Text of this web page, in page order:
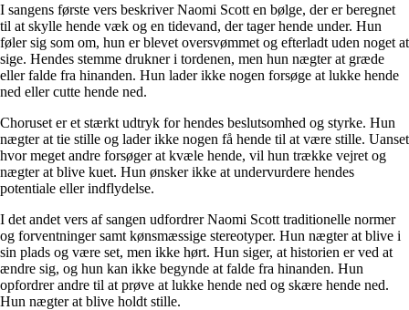
I sangens første vers beskriver Naomi Scott en bølge, der er beregnet
til at skylle hende væk og en tidevand, der tager hende under. Hun
føler sig som om, hun er blevet oversvømmet og efterladt uden noget at
sige. Hendes stemme drukner i tordenen, men hun nægter at græde
eller falde fra hinanden. Hun lader ikke nogen forsøge at lukke hende
ned eller cutte hende ned.
Choruset er et stærkt udtryk for hendes beslutsomhed og styrke. Hun
nægter at tie stille og lader ikke nogen få hende til at være stille. Uanset
hvor meget andre forsøger at kvæle hende, vil hun trække vejret og
nægter at blive kuet. Hun ønsker ikke at undervurdere hendes
potentiale eller indflydelse.
I det andet vers af sangen udfordrer Naomi Scott traditionelle normer
og forventninger samt kønsmæssige stereotyper. Hun nægter at blive i
sin plads og være set, men ikke hørt. Hun siger, at historien er ved at
ændre sig, og hun kan ikke begynde at falde fra hinanden. Hun
opfordrer andre til at prøve at lukke hende ned og skære hende ned.
Hun nægter at blive holdt stille.